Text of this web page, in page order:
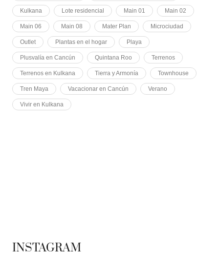
Kulkana Lote residencial Main 01 Main 02
Main 06 Main 08 Mater Plan Microciudad
Outlet Plantas en el hogar Playa
Plusvalía en Cancún Quintana Roo Terrenos
Terrenos en Kulkana Tierra y Armonía Townhouse
Tren Maya Vacacionar en Cancún Verano
Vivir en Kulkana
INSTAGRAM